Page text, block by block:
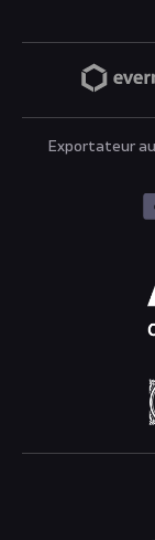
Exportateur